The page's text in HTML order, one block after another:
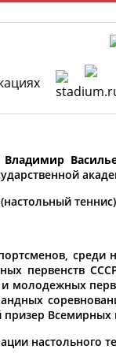
ФИО
Олимпийские виды
первенств
молодежных
Всемирных
настольного